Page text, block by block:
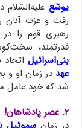
یوشع
رفت و عزت آنان
رهبری قوم را
قدرتمند،
بنی‌اسرائیل
عهد در زمان او
شد که خود عامل
۲. عصر پادشاهان!